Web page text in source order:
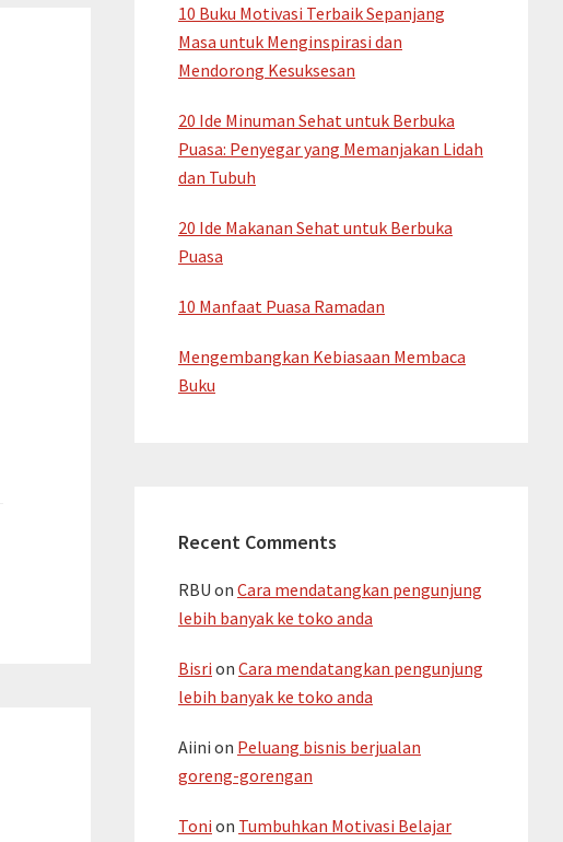
10 Buku Motivasi Terbaik Sepanjang
Masa untuk Menginspirasi dan
Mendorong Kesuksesan
20 Ide Minuman Sehat untuk Berbuka
Puasa: Penyegar yang Memanjakan Lidah
dan Tubuh
20 Ide Makanan Sehat untuk Berbuka
Puasa
10 Manfaat Puasa Ramadan
Mengembangkan Kebiasaan Membaca
Buku
Recent Comments
RBU on Cara mendatangkan pengunjung
lebih banyak ke toko anda
Bisri on Cara mendatangkan pengunjung
lebih banyak ke toko anda
Aiini on Peluang bisnis berjualan
goreng-gorengan
Toni on Tumbuhkan Motivasi Belajar